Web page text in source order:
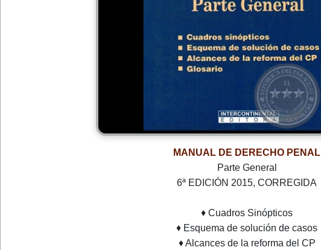
MANUAL DE DERECHO PENAL
Parte General
6ª EDICIÓN 2015, CORREGIDA
♦ Cuadros Sinópticos
♦ Esquema de solución de casos
♦ Alcances de la reforma del CP